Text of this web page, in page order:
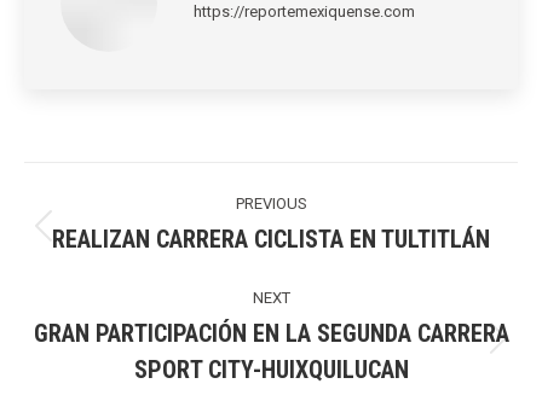
https://reportemexiquense.com
navigation
PREVIOUS
Previous
REALIZAN CARRERA CICLISTA EN TULTITLÁN
NEXT
post:
GRAN PARTICIPACIÓN EN LA SEGUNDA CARRERA
SPORT CITY-HUIXQUILUCAN